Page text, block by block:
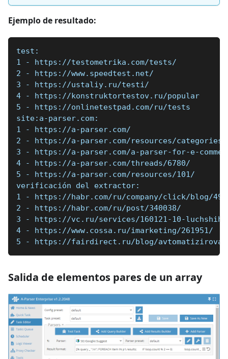
Ejemplo de resultado:
test:
1 - https://testometrika.com/tests/
2 - https://www.speedtest.net/
3 - https://ustaliy.ru/testi/
4 - https://konstruktortestov.ru/popular
5 - https://onlinetestpad.com/ru/tests
site:a-parser.com:
1 - https://a-parser.com/
2 - https://a-parser.com/resources/categories/
3 - https://a-parser.com/a-parser-for-e-
4 - https://a-parser.com/threads/6780/
5 - https://a-parser.com/resources/101/
verificación del extractor:
1 - https://habr.com/ru/company/click/blog/
2 - https://habr.com/ru/post/340038/
3 - https://vc.ru/services/160121-10-luchshih-
4 - https://www.cossa.ru/imarketing/261951/
5 - https://fairdirect.ru/blog/
Salida de elementos pares de un array